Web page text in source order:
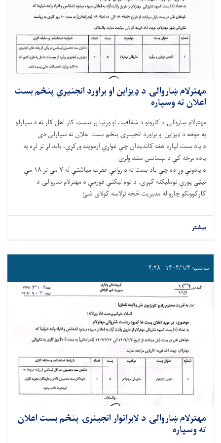
مهترلام ښاروالۍ د ډیزاین او براورد انجنیري پنځم بست
اعلان ته وسپاره
مهترلام ښاروالۍ د کارونو د شفافیت او وړتیا پر بنسټ کار اهل کار ته د سپارلو
په موخه د ډیزاین او براورد انجینرۍ پنځم بست اعلان ته سپارلی دی
د یاد بست لپاره هغه کاندیدان چې غواړي ازموینه ورکړي، باید لږ تر لږه په
یاده برخه کې د لېسانس سند ولري
د یادونې وړ ده چې یاد بست ته د روانې عقرب میاشتې له ۷ مې تر ۱۸ مې
نیټې پورې نوملیکنه کېږي. د نوم لیکنې فورمې د مهترلام ښاروالۍ د
کارکوونکو چارو له مدیریت څخه ترلاسه کولای شئ
بیشتر
سه‌شنبه ۱۴۰۴/۶/۴ - ۴:۲۸
مهترلام ښاروالۍ د لابراتوار انجینرۍ پنځم بست اعلان
ته وسپاره